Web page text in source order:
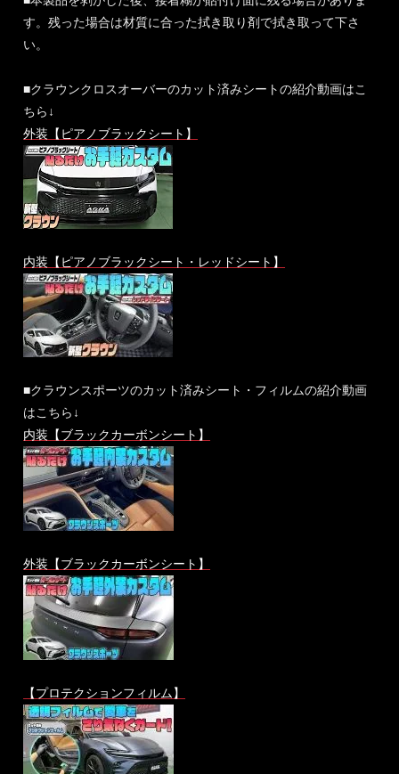
す。残った場合は材質に合った拭き取り剤で拭き取って下さ
い。
■クラウンクロスオーバーのカット済みシートの紹介動画はこ
ちら↓
外装【ピアノブラックシート】
内装【ピアノブラックシート・レッドシート】
■クラウンスポーツのカット済みシート・フィルムの紹介動画
はこちら↓
内装【ブラックカーボンシート】
外装【ブラックカーボンシート】
【プロテクションフィルム】